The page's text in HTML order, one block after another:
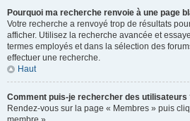
Pourquoi ma recherche renvoie à une page
Votre recherche a renvoyé trop de résultats
afficher. Utilisez la recherche avancée et
termes employés et dans la sélection des
effectuer une recherche.
Haut
Comment puis-je rechercher des utilisateurs
Rendez-vous sur la page « Membres » puis